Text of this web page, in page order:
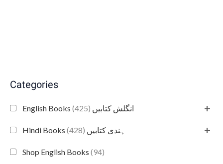
Categories
English Books انگلش کتابیں (425) +
Hindi Books ہندی کتابیں (428) +
Shop English Books (94)